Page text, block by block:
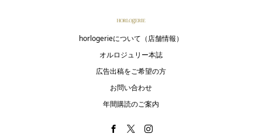
horlogerieについて（店舗情報）
オルロジュリー本誌
広告出稿をご希望の方
お問い合わせ
年間購読のご案内